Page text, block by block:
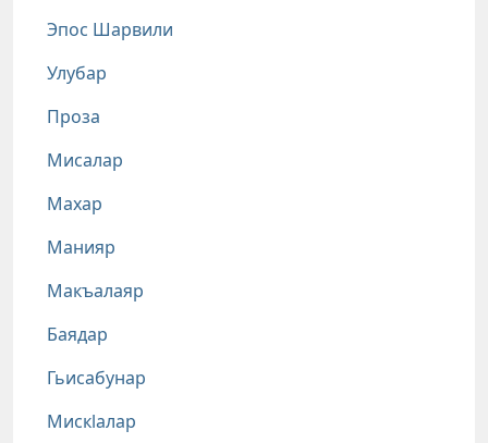
Эпос Шарвили
Улубар
Проза
Мисалар
Махар
Манияр
Макъалаяр
Баядар
Гьисабунар
Мискlалар